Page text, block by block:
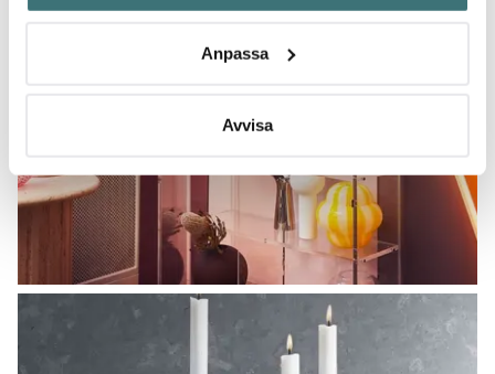
Identifiera din enhet genom att aktivt skanna den för
Ta reda på mer om hur dina personliga uppgifter
Du kan ändra eller dra tillbaka ditt samtycke när som
Vi använder cookies för att innehållet och annonserna
ska anpassas efter det som vi tror att du tycker om. Det
gör också att vi kan analysera vår trafik och göra
hemsidan ännu bättre. Du bestämmer själv vilka cookies
som du vill dela med dig av.
Anpassa
Avvisa